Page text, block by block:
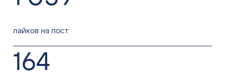
лайков на пост
164